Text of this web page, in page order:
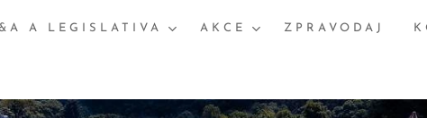
A LEGISLATIVA AKCE ZPRAVODAJ